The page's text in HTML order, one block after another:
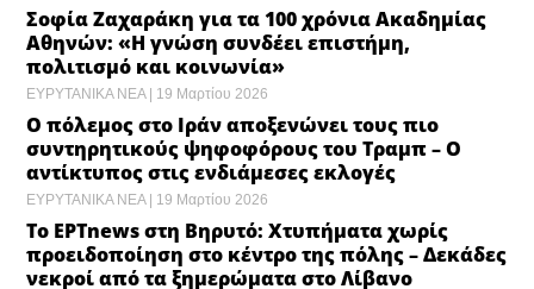
Τα μέλη της γυναικείας ποδοσφαιρικής ομάδας
του Ιράν διέσχισαν τα τουρκοϊρανικά σύνορα ​
ΕΥΡΥΤΑΝΙΚΑ ΝΕΑ 19 Μαρτίου 2026